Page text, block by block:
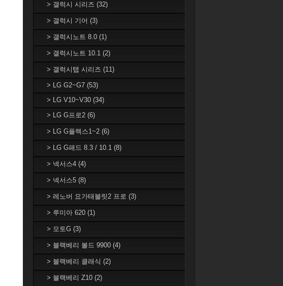
> 갤럭시 시리즈 (32)
> 갤럭시 기어 (3)
> 갤럭시노트 8.0 (1)
> 갤럭시노트 10.1 (2)
> 갤럭시탭 시리즈 (11)
> LG G2~G7 (53)
> LG V10~V30 (34)
> LG G프로2 (6)
> LG G플렉스1~2 (6)
> LG G패드 8.3 / 10.1 (8)
> 넥서스4 (4)
> 넥서스5 (8)
> 레노버 요가태블릿2 프로 (3)
> 루미아 620 (1)
> 모토G (3)
> 블랙베리 볼드 9900 (4)
> 블랙베리 클래식 (2)
> 블랙베리 Z10 (2)